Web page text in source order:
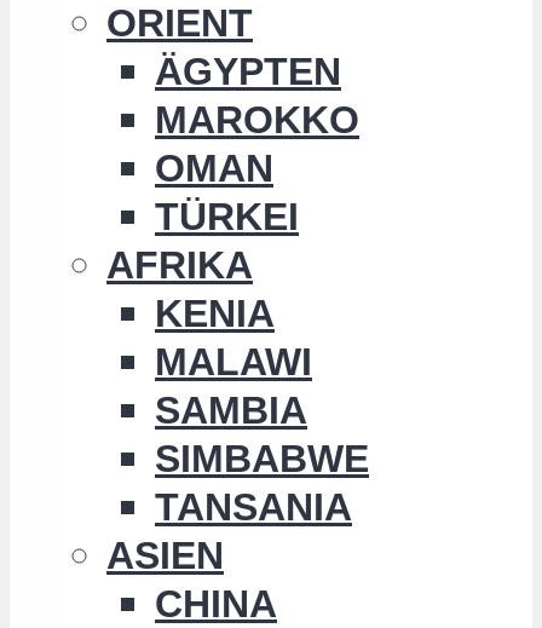
ORIENT
ÄGYPTEN
MAROKKO
OMAN
TÜRKEI
AFRIKA
KENIA
MALAWI
SAMBIA
SIMBABWE
TANSANIA
ASIEN
CHINA